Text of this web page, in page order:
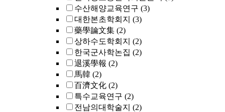
수산해양교육연구 (3)
대한본초학회지 (3)
藥學論文集 (2)
상하수도학회지 (2)
한국군사학논집 (2)
退溪學報 (2)
馬韓 (2)
百濟文化 (2)
특수교육연구 (2)
전남의대학술지 (2)